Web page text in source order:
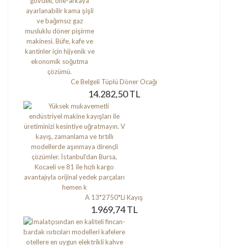
Ce Belgeli Tüplü Döner Ocağı
14.282,50 TL
A 13*2750*Li Kayış
1.969,74 TL